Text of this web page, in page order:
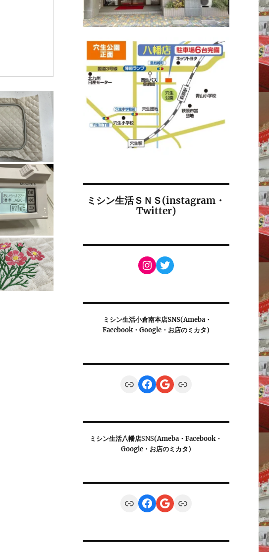
ミシン生活ＳＮＳ(instagram・
Twitter)
Instagram
Twitter
ミシン生活小倉南本店SNS(Ameba・
Facebook・Google・お店のミカタ)
LinkFacebook
Google
Link
ミシン生活八幡店SNS(Ameba・Facebook・
Google・お店のミカタ)
LinkFacebook
Google
Link